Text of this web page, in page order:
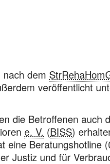
dem
veröffentlicht
die Betroffenen auch
e. V. (BISS)
eine Beratungshotline
Justiz und für